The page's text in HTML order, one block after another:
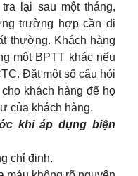
lại sau một tháng,
trường hợp cần đi
thường. Khách hàng
một BPTT khác nếu
Đặt một số câu hỏi
khách hàng để họ
của khách hàng.
khi áp dụng biện
chỉ định.